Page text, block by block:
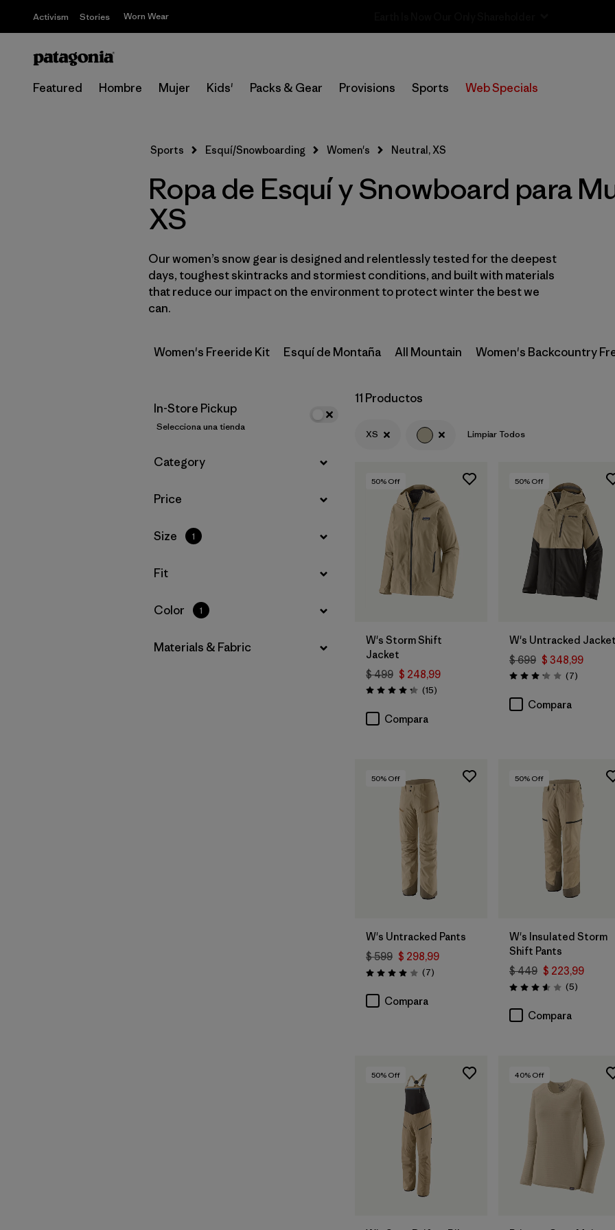
Activism Stories Worn Wear
Featured Hombre Mujer Kids' Packs & Gear Provisions Sports Web Specials
Selecciona una tienda
Filtrar por
Price
Filtrar por
Size
Filtrar por
Color 1
Sports Esquí/Snowboarding Women's Neutral, XS
Ropa de Esquí y Snowboard para
XS
Our women’s snow gear is designed and relentlessly tested for the deepest
days, toughest skintracks and stormiest conditions, and built with materials
that reduce our impact on the environment to protect winter the best we
can.
Women's Freeride Kit Esquí de Montaña All Mountain Women's Backcountry
In-Store Pickup
Selecciona una tienda
Filtrar por
Category
Filtrar por
Price
Filtrar por
Size 1
Filtrar por
Fit
Filtrar por
Color 1
Filtrar por
Materials & Fabric
11 Productos
XS Limpiar Todos
50% Off
W's Storm Shift
Jacket
$ 499 $ 248,99
Valoración: 4.3 / 5
(15Comentarios
)
Compara
50% Off
W's Untracked Jacket
$ 699 $ 348,99
Valoración: 3.1 / 5
(7)
Compara
50% Off
W's Untracked Pants
$ 599 $ 298,99
Valoración: 4.0 / 5
(7Comentarios
)
Compara
50% Off
W's Insulated Storm
Shift Pants
$ 449 $ 223,99
Valoración: 3.6 / 5
(5)
Compara
50% Off 40% Off